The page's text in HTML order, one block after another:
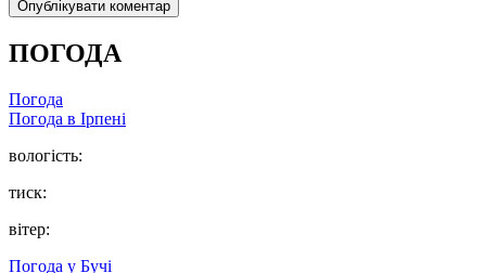
ПОГОДА
Погода
Погода в Ірпені
вологість:
тиск:
вітер:
Погода у Бучі